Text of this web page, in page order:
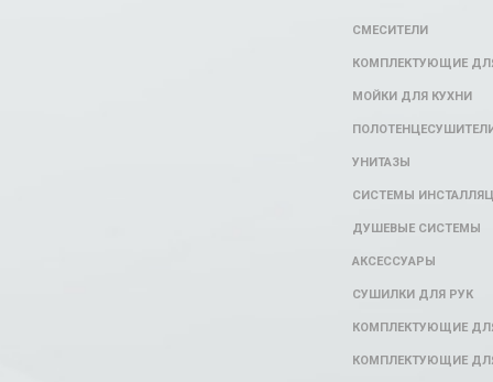
СМЕСИТЕЛИ
КОМПЛЕКТУЮЩИЕ
МОЙКИ ДЛЯ КУХНИ
УНИТАЗЫ
СИСТЕМЫ
ДУШЕВЫЕ СИСТЕМЫ
АКСЕССУАРЫ
СУШИЛКИ ДЛЯ РУК
КОМПЛЕКТУЮЩИЕ
КОМПЛЕКТУЮЩИЕ